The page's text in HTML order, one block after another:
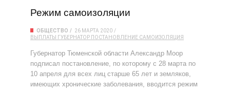
Режим самоизоляции
ОБЩЕСТВО
26 МАРТА 2020
ВЫПЛАТЫ
ГУБЕРНАТОР ПОСТАНОВЛЕНИЕ САМОИЗОЛЯЦИЯ
Губернатор Тюменской области Александр Моор
подписал постановление, по которому с 28 марта по
10 апреля для всех лиц старше 65 лет и земляков,
имеющих хронические заболевания, вводится режим